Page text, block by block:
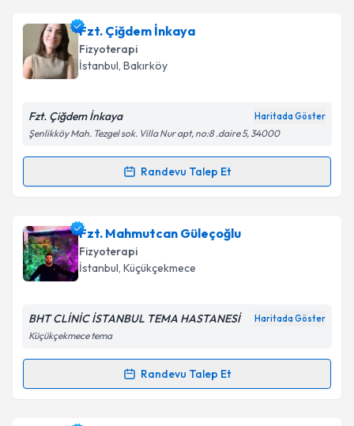
E-posta Adresiniz
Kişisel verilerimin işlenmesine ilişkin
Aydınlatma
Metni'ni okudum ve kişisel verilerimin belirtilen
Fzt. Çiğdem İnkaya
Fizyoterapi
İstanbul, Bakırköy
Fzt. Çiğdem İnkaya Haritada Göster
Şenlikköy Mah. Tezgel sok. Villa Nur apt, no:8 .daire 5, 34000
Randevu Talep Et
Randevu Takvimi Talebi
Fzt. Çiğdem İnkayaiçin randevu takvimi talebi
oluşturun. Size bu uzmandan randevu almanız için bir
takvim hazırlandığında e-posta ile bilgilendireceğiz.
Kişisel verilerimin işlenmesine ilişkin
Metni'ni okudum ve kişisel verilerimin belirtilen
Fzt. Mahmutcan Güleçoğlu
Fizyoterapi
İstanbul, Küçükçekmece
BHT CLİNİC İSTANBUL TEMA HASTANESİ Haritada Göster
Küçükçekmece tema
Randevu Talep Et
Randevu Takvimi Talebi